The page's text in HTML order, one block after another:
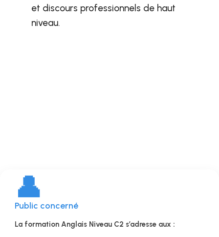
et discours professionnels de haut
niveau.
👤
Public concerné
La formation Anglais Niveau C2 s’adresse aux :